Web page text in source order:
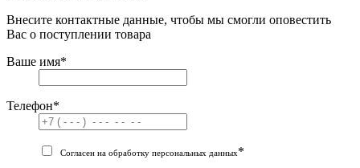
Внесите контактные данные, чтобы мы смогли оповестить
Вас о поступлении товара
Ваше имя*
Телефон*
Согласен на обработку персональных данных*